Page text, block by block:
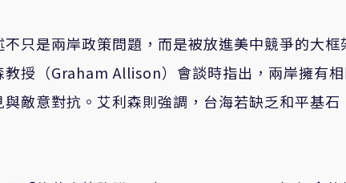
只是兩岸政策問題，而是被放進美中競爭的大框
授（Graham Allison）會談時指出，兩岸擁有
敵意對抗。艾利森則強調，台海若缺乏和平基石